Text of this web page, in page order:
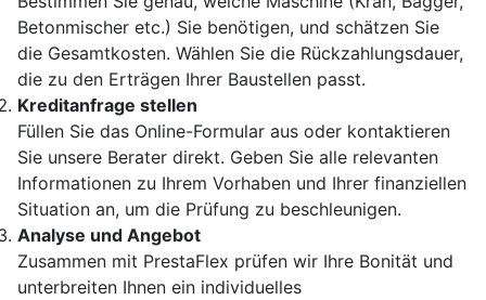
Betonmischer etc.) Sie benötigen, und schätzen Sie
die Gesamtkosten. Wählen Sie die Rückzahlungsdauer,
die zu den Erträgen Ihrer Baustellen passt.
Kreditanfrage stellen
Füllen Sie das Online-Formular aus oder kontaktieren
Sie unsere Berater direkt. Geben Sie alle relevanten
Informationen zu Ihrem Vorhaben und Ihrer finanziellen
Situation an, um die Prüfung zu beschleunigen.
Analyse und Angebot
Zusammen mit PrestaFlex prüfen wir Ihre Bonität und
unterbreiten Ihnen ein individuelles